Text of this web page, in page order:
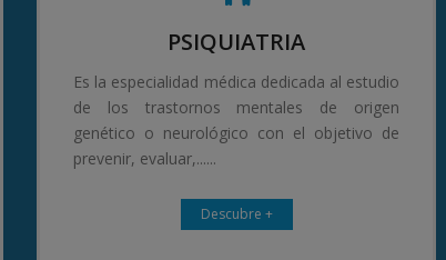
PSIQUIATRIA
Es la especialidad médica dedicada al estudio
de los trastornos mentales de origen
genético o neurológico con el objetivo de
prevenir, evaluar,......
Descubre +